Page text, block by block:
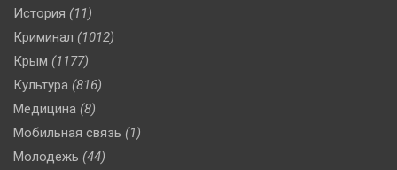
История (11)
Криминал (1012)
Крым (1177)
Культура (816)
Медицина (8)
Мобильная связь (1)
Молодежь (44)